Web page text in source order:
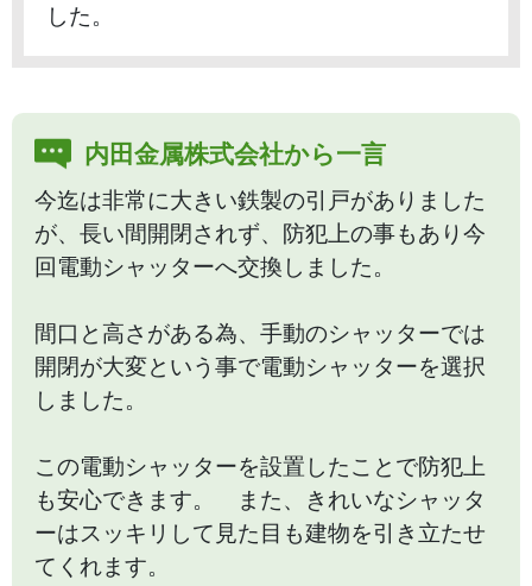
した。
内田金属株式会社から一言
今迄は非常に大きい鉄製の引戸がありました
が、長い間開閉されず、防犯上の事もあり今
回電動シャッターへ交換しました。
間口と高さがある為、手動のシャッターでは
開閉が大変という事で電動シャッターを選択
しました。
この電動シャッターを設置したことで防犯上
も安心できます。 また、きれいなシャッタ
ーはスッキリして見た目も建物を引き立たせ
てくれます。